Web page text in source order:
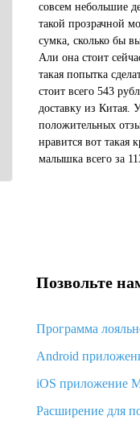
совсем небольшие
такой прозрачной
сумка, сколько бы
Али она стоит
такая попытка
стоит всего 543
доставку из Китая.
положительных
нравится вот такая
малышка всего за
Позвольте
Программа
Android
iOS приложение
Расширение для